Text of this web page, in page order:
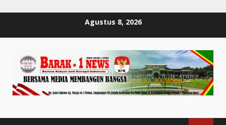
Agustus 8, 2026